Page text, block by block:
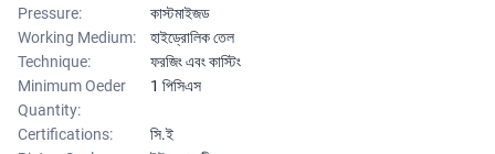
Pressure:
কাস্টমাইজড
Working Medium:
হাইড্রোলিক তেল
Technique:
ফরজিং এবং কাস্টিং
Minimum Oeder
Quantity:
1 পিসিএস
Certifications:
সি.ই